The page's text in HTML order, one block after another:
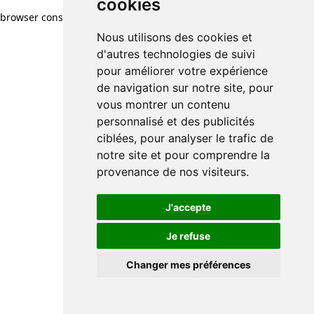
cookies
Nous utilisons des cookies et
d'autres technologies de suivi
pour améliorer votre expérience
de navigation sur notre site, pour
vous montrer un contenu
personnalisé et des publicités
ciblées, pour analyser le trafic de
notre site et pour comprendre la
provenance de nos visiteurs.
J'accepte
Je refuse
Changer mes préférences
browser console for more information)